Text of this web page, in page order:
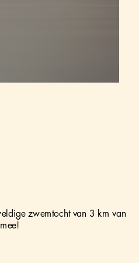
zwemtocht van 3 km van